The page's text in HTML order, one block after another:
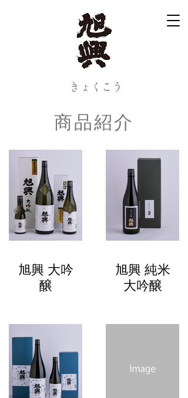
​きょくこう
商品紹介
旭興 大吟
醸
旭興 純米
大吟醸